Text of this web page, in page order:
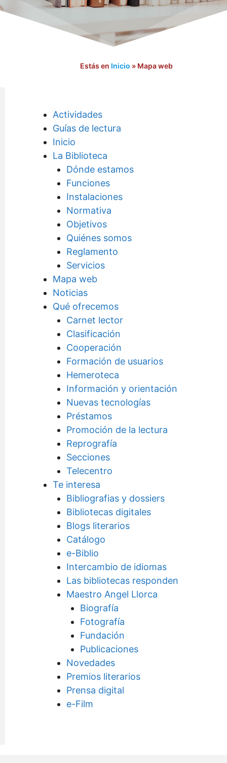
Estás en Inicio » Mapa web
Actividades
Guías de lectura
Inicio
La Biblioteca
Dónde estamos
Funciones
Instalaciones
Normativa
Objetivos
Quiénes somos
Reglamento
Servicios
Mapa web
Noticias
Qué ofrecemos
Carnet lector
Clasificación
Cooperación
Formación de usuarios
Hemeroteca
Información y orientación
Nuevas tecnologías
Préstamos
Promoción de la lectura
Reprografía
Secciones
Telecentro
Te interesa
Bibliografias y dossiers
Bibliotecas digitales
Blogs literarios
Catálogo
e-Biblio
Intercambio de idiomas
Las bibliotecas responden
Maestro Angel Llorca
Biografía
Fotografía
Fundación
Publicaciones
Novedades
Premios literarios
Prensa digital
e-Film